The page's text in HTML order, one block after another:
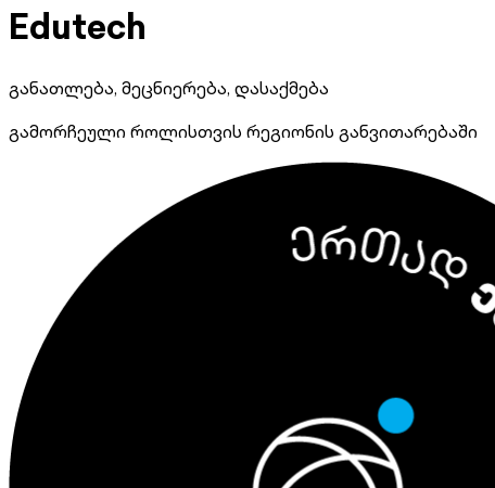
Edutech
განათლება, მეცნიერება, დასაქმება
გამორჩეული როლისთვის რეგიონის განვითარებაში